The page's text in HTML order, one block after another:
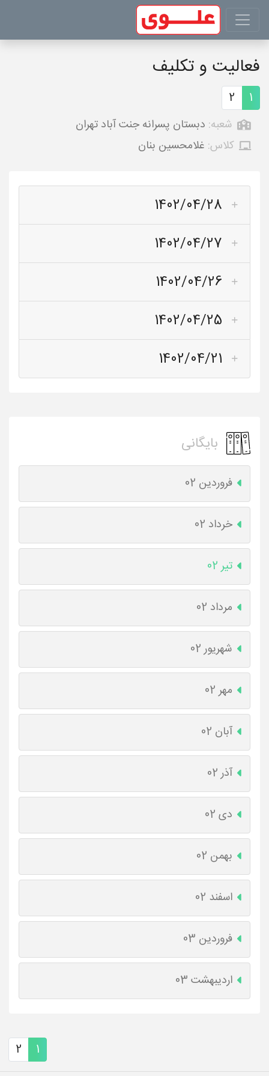
فعالیت و تکلیف
1
2
شعبه: دبستان پسرانه جنت آباد تهران
کلاس: غلامحسین بنان
1402/04/28
1402/04/27
1402/04/26
1402/04/25
1402/04/21
بایگانی
فروردین 02
خرداد 02
تیر 02
مرداد 02
شهریور 02
مهر 02
آبان 02
آذر 02
دی 02
بهمن 02
اسفند 02
فروردین 03
اردیبهشت 03
1
2